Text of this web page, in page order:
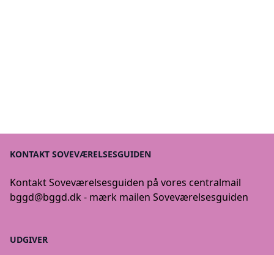
KONTAKT SOVEVÆRELSESGUIDEN
Kontakt Soveværelsesguiden på vores centralmail
bggd@bggd.dk- mærk mailen Soveværelsesguiden
UDGIVER